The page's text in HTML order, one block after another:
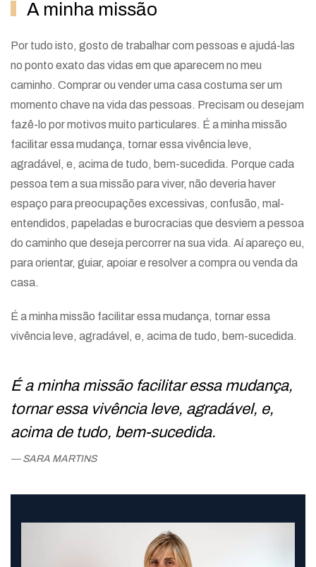
A minha missão
Por tudo isto, gosto de trabalhar com pessoas e ajudá-las
no ponto exato das vidas em que aparecem no meu
caminho. Comprar ou vender uma casa costuma ser um
momento chave na vida das pessoas. Precisam ou desejam
fazê-lo por motivos muito particulares. É a minha missão
facilitar essa mudança, tornar essa vivência leve,
agradável, e, acima de tudo, bem-sucedida. Porque cada
pessoa tem a sua missão para viver, não deveria haver
espaço para preocupações excessivas, confusão, mal-
entendidos, papeladas e burocracias que desviem a pessoa
do caminho que deseja percorrer na sua vida. Aí apareço eu,
para orientar, guiar, apoiar e resolver a compra ou venda da
casa.
É a minha missão facilitar essa mudança, tornar essa
vivência leve, agradável, e, acima de tudo, bem-sucedida.
É a minha missão facilitar essa mudança,
tornar essa vivência leve, agradável, e,
acima de tudo, bem-sucedida.
SARA MARTINS